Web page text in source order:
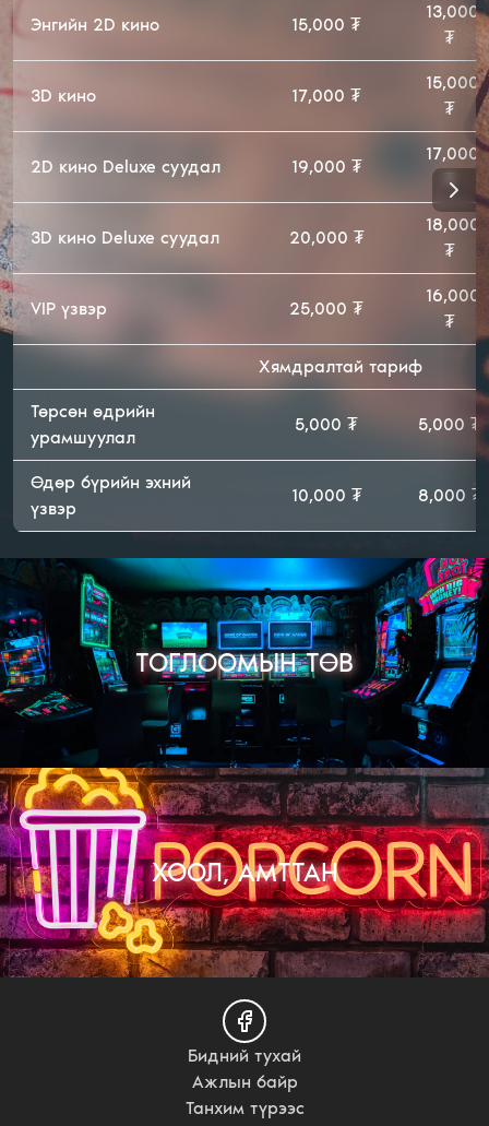
Энгийн 2D кино 15,000 ₮
13,000
₮
3D кино 17,000 ₮
15,000
₮
2D кино Deluxe суудал 19,000 ₮
17,000
₮
3D кино Deluxe суудал 20,000 ₮
18,000
₮
VIP үзвэр 25,000 ₮
16,000
₮
Хямдралтай тариф
Төрсөн өдрийн
урамшуулал
5,000 ₮ 5,000 ₮
Өдөр бүрийн эхний
үзвэр
10,000 ₮ 8,000 ₮
ТОГЛООМЫН ТӨВ
ХООЛ, АМТТАН
Бидний тухай
Ажлын байр
Танхим түрээс